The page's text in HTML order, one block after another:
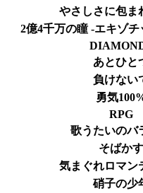
やさしさに包ま
2億4千万の瞳 -エキゾ
あとひと
負けない
勇気
RPG
歌うたいのバ
そばかす
気まぐれロマン
硝子の少